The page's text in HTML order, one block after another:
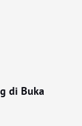
di Buka